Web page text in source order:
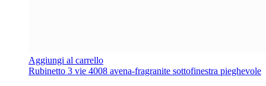
Aggiungi al carrello
Rubinetto 3 vie 4008 avena-fragranite sottofinestra pieghevole